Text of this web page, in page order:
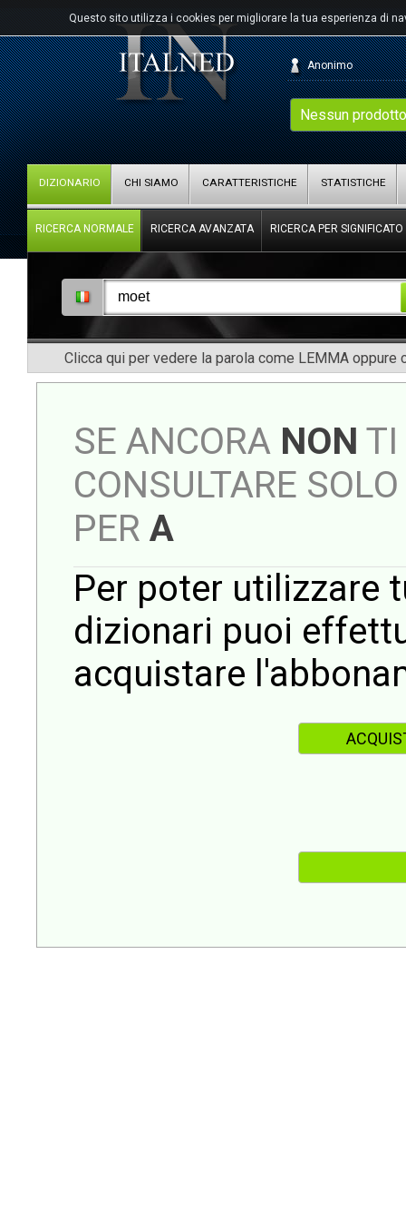
Questo sito utilizza i cookies per migliorare la tua esperienza di
Nessun
Anonimo
DIZIONARIO CHI SIAMO CARATTERISTICHE STATISTICHE
RICERCA NORMALE RICERCA AVANZATA RICERCA PER SIGNIFICATO
Clicca qui per vedere la parola come LEMMA oppure
SE ANCORA NON TI
CONSULTARE
PER A
Per poter utilizzare
dizionari puoi
acquistare